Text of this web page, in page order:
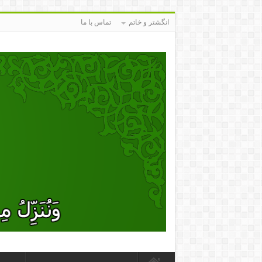
انگشتر و خاتم تماس با ما